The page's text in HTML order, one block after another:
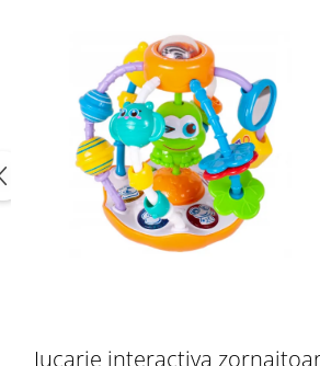
Jucarie interactiva